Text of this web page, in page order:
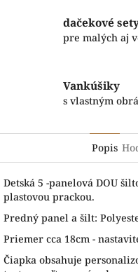
dačekové
pre malých aj
Vankúšiky
s vlastným
Popis
Detská 5 -panelová DOU
plastovou prackou.
Predný panel a šilt:
Priemer cca 18cm -
Čiapka obsahuje